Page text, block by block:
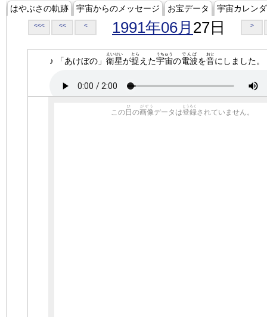
はやぶさの軌跡 宇宙からのメッセージ お宝データ 宇宙カレン
<<< << < 1991年06月 27日 >
♪ 「あけぼの」 衛星
えいせい
が捉
とら
えた宇宙
うちゅう
の電波
でんぱ
を音
おと
にしました。
この 日
ひ
の画像
がぞう
データは登録
とうろく
されていません。